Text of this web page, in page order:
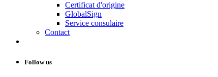
Certificat d'origine
GlobalSign
Service consulaire
Contact
Follow us